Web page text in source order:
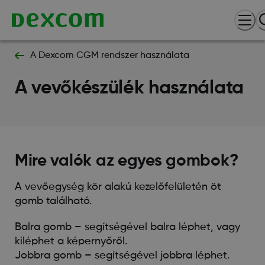
A Dexcom CGM rendszer használata
A vevőkészülék használata
Mire valók az egyes gombok?
A vevőegység kör alakú kezelőfelületén öt
gomb található.
Balra gomb – segítségével balra léphet, vagy
kiléphet a képernyőről.
Jobbra gomb – segítségével jobbra léphet.